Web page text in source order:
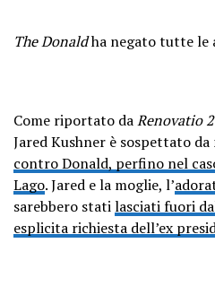
The Donaldha negato tutte le
Come riportato daRenovatio
Jared Kushner è sospettato
contro Donald, perfino nel
Lago. Jared e la moglie, l’
sarebbero statilasciati fuori
esplicita richiesta dell’ex